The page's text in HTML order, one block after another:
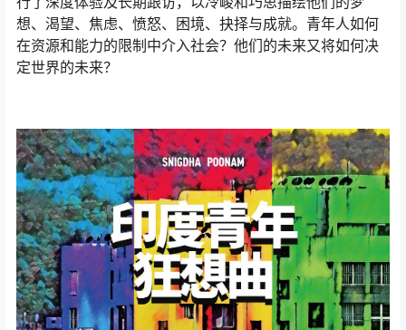
想、渴望、焦虑、愤怒、困境、抉择与成就。青年人如何
在资源和能力的限制中介入社会？他们的未来又将如何决
定世界的未来？